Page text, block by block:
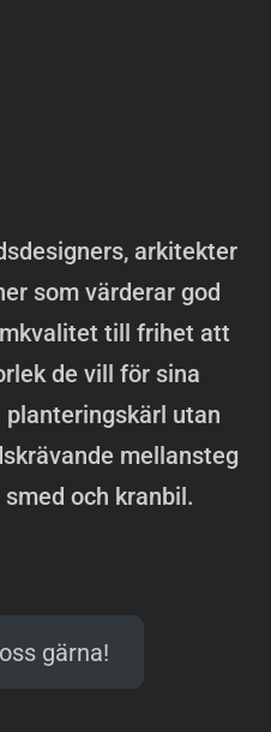
arkitekter
som värderar god
till frihet att
de vill för sina
utan
mellansteg
och kranbil.
gärna!